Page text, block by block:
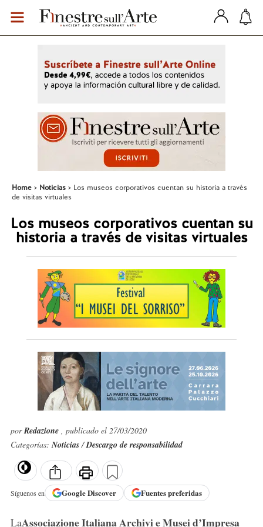
Home Noticias
Los museos corporativos cuentan su historia a través
de visitas virtuales
Los museos corporativos cuentan su
historia a través de visitas virtuales
porRedazione , publicado el 27/03/2020
Categorías:Noticias/Descargo de responsabilidad
Síguenos en GoogleDiscover Fuentes preferidas
LaAssociazione Italiana Archivi e Musei d’Impresa